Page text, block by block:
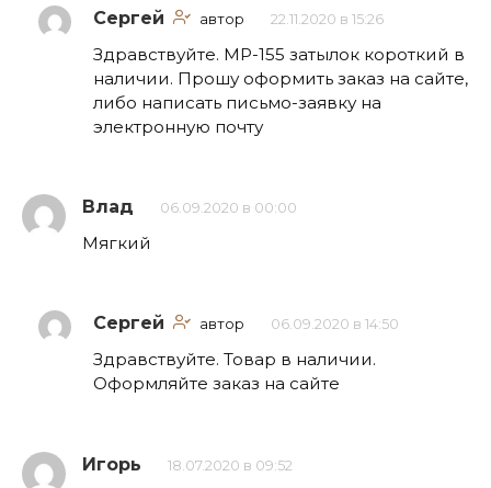
Сергей автор 22.11.2020 в 15:26
Здравствуйте. МР-155 затылок короткий в
наличии. Прошу оформить заказ на сайте,
либо написать письмо-заявку на
электронную почту
Влад 06.09.2020 в 00:00
Мягкий
Сергей автор 06.09.2020 в 14:50
Здравствуйте. Товар в наличии.
Оформляйте заказ на сайте
Игорь 18.07.2020 в 09:52